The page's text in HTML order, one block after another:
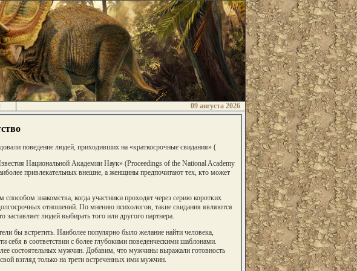
09 августа 2026
поведение людей, приходивших на «краткосрочные свидания» (
Национальной Академии Наук» (Proceedings of the National Academy
привлекательных внешне, а женщины предпочитают тех, кто может
знакомства, когда участники проходят через серию коротких
отношений. По мнению психологов, такие свидания являются
людей выбирать того или другого партнера.
бы встретить. Наиболее популярно было желание найти человека,
в соответствии с более глубокими поведенческими шаблонами.
мужчин. Добавим, что мужчины выражали готовность
взгляд только на трети встреченных ими мужчин.